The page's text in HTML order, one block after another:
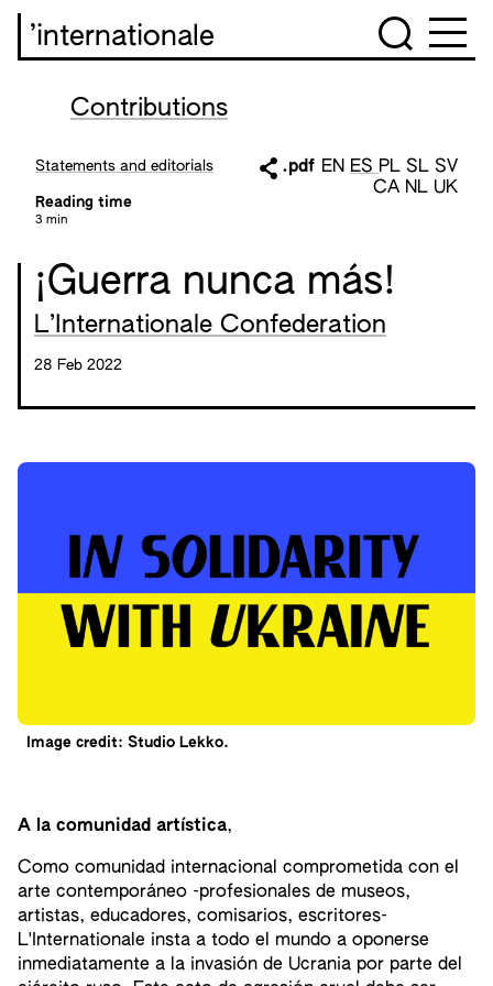
’internationale
Contributions
Statements and editorials
Reading time
3 min
.pdf EN ES PL SL SV
CA NL UK
¡Guerra nunca más!
L’Internationale Confederation
28 Feb 2022
Image credit: Studio Lekko.
A la comunidad artística,
Como comunidad internacional comprometida con el
arte contemporáneo -profesionales de museos,
artistas, educadores, comisarios, escritores-
L'Internationale insta a todo el mundo a oponerse
inmediatamente a la invasión de Ucrania por parte del